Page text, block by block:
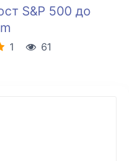
S&P 500 до
1
61